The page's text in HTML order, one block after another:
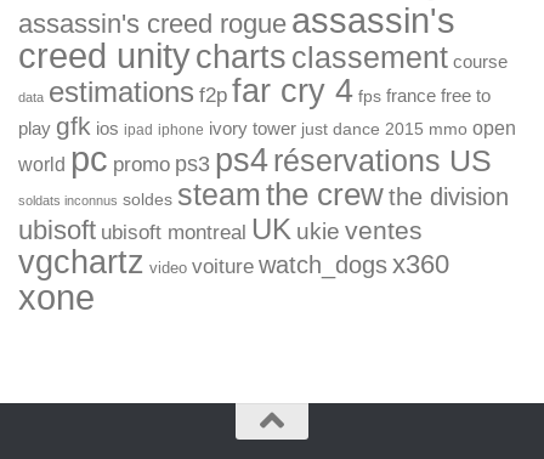
assassin's creed rogue assassin's
creed unitycharts classement course
data estimations f2p far cry 4 fps france free to
play gfk ios ipad iphone ivory tower just dance 2015 mmo open
world pc promo ps3 ps4réservations US
soldats inconnus soldes steamthe crewthe division
ubisoft ubisoft montreal UK ukie ventes
vgchartz video voiture watch_dogsx360
xone